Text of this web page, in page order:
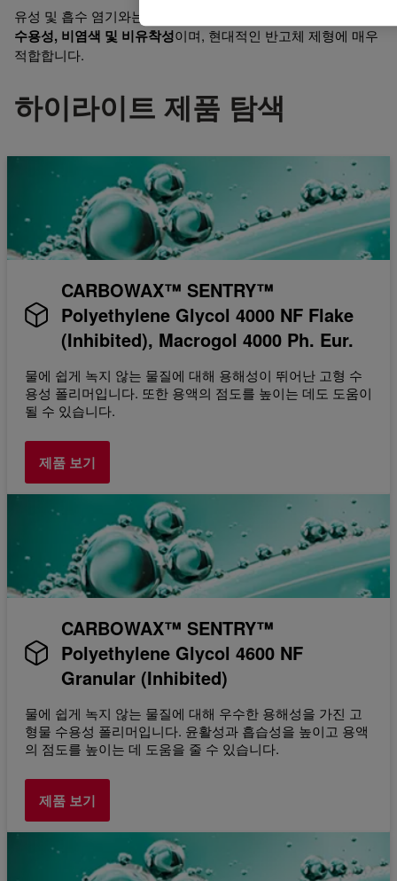
유성 및 흡수 염기와는 달리,
수용성, 비염색 및 비유착성이며, 현대적인 반고체 제형에 매우
적합합니다.
하이라이트 제품 탐색
CARBOWAX™ SENTRY™
Polyethylene Glycol 4000 NF Flake
(Inhibited), Macrogol 4000 Ph. Eur.
물에 쉽게 녹지 않는 물질에 대해 용해성이 뛰어난 고형 수
용성 폴리머입니다. 또한 용액의 점도를 높이는 데도 도움이
될 수 있습니다.
제품 보기
CARBOWAX™ SENTRY™
Polyethylene Glycol 4600 NF
Granular (Inhibited)
물에 쉽게 녹지 않는 물질에 대해 우수한 용해성을 가진 고
형물 수용성 폴리머입니다. 윤활성과 흡습성을 높이고 용액
의 점도를 높이는 데 도움을 줄 수 있습니다.
제품 보기